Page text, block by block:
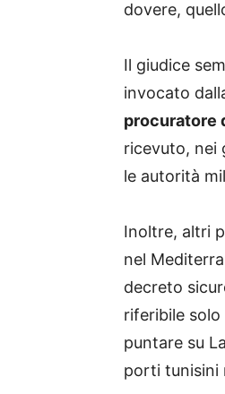
dovere,
Il giudice
invocato
procuratore
ricevuto, nei
le autorità
Inoltre, altri
nel
decreto
riferibile
puntare su
porti tunisini